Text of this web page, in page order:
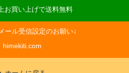
お買い上げで送料無料
ール受信設定のお願い↓
himekiti.com